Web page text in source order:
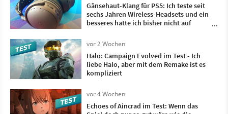
Gänsehaut-Klang für PS5: Ich teste seit
sechs Jahren Wireless-Headsets und ein
besseres hatte ich bisher nicht auf
vor 2 Wochen
Halo: Campaign Evolved im Test - Ich
liebe Halo, aber mit dem Remake ist es
kompliziert
vor 4 Wochen
Echoes of Aincrad im Test: Wenn das